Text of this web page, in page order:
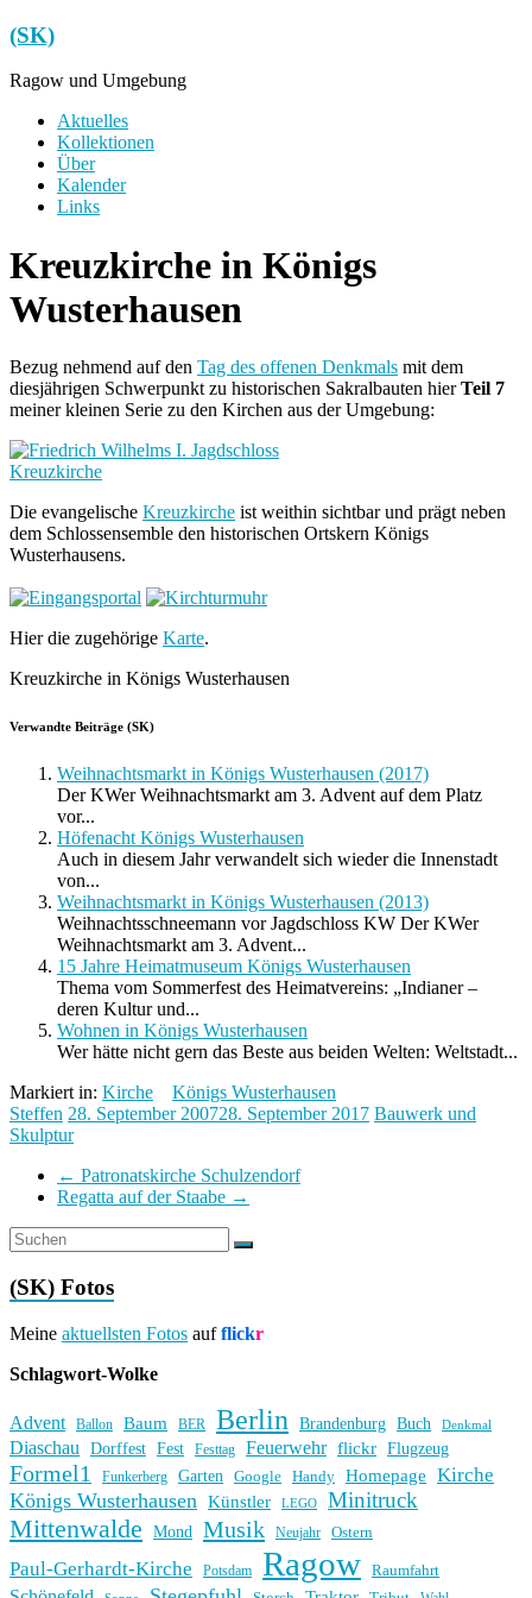
Zum
Inhalt
springen
(SK)
Ragow und Umgebung
Menü
Aktuelles
Kollektionen
Über
Kalender
Links
Kreuzkirche in Königs
Wusterhausen
Bezug nehmend auf den Tag des offenen Denkmals mit dem
diesjährigen Schwerpunkt zu historischen Sakralbauten hierTeil 7
meiner kleinen Serie zu den Kirchen aus der Umgebung:
Kreuzkirche
Die evangelische Kreuzkirche ist weithin sichtbar und prägt neben
dem Schlossensemble den historischen Ortskern Königs
Wusterhausens.
Hier die zugehörige Karte.
Kreuzkirche in Königs Wusterhausen
Verwandte Beiträge (SK)
Weihnachtsmarkt in Königs Wusterhausen (2017)
Der KWer Weihnachtsmarkt am 3. Advent auf dem Platz
vor...
Höfenacht Königs Wusterhausen
Auch in diesem Jahr verwandelt sich wieder die Innenstadt
von...
Weihnachtsmarkt in Königs Wusterhausen (2013)
Weihnachtsschneemann vor Jagdschloss KW Der KWer
Weihnachtsmarkt am 3. Advent...
15 Jahre Heimatmuseum Königs Wusterhausen
Thema vom Sommerfest des Heimatvereins: „Indianer –
deren Kultur und...
Wohnen in Königs Wusterhausen
Wer hätte nicht gern das Beste aus beiden Welten: Weltstadt...
Markiert in: Kirche
Königs Wusterhausen
Steffen 28. September 200728. September 2017 Bauwerk und
Skulptur
← Patronatskirche Schulzendorf
Regatta auf der Staabe →
(SK) Fotos
Meine aktuellsten Fotos aufflickr
Schlagwort-Wolke
Advent Ballon Baum BER Berlin Brandenburg Buch Denkmal
Diaschau Dorffest Fest Festtag Feuerwehr flickr Flugzeug
Formel1 Funkerberg Garten Google Handy Homepage Kirche
Königs Wusterhausen Künstler LEGO Minitruck
Mittenwalde Mond Musik Neujahr Ostern
Paul-Gerhardt-Kirche Potsdam Ragow Raumfahrt